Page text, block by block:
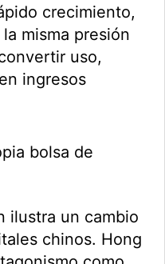
crecimiento,
misma presión
uso,
ingresos
bolsa de
ilustra un cambio
chinos. Hong